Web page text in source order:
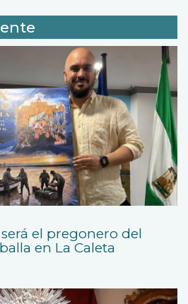
el pregonero del
en La Caleta